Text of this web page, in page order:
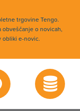
trgovine Tengo.
o novicah,
obliki e-novic.